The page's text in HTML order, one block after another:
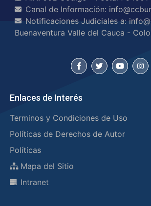
Enlaces de Interés
Terminos y Condiciones de Uso
Políticas de Derechos de Autor
Políticas
Mapa del Sitio
Intranet
Canal de Información:
Notificaciones Judiciales a:
Buenaventura Valle del Cauca -